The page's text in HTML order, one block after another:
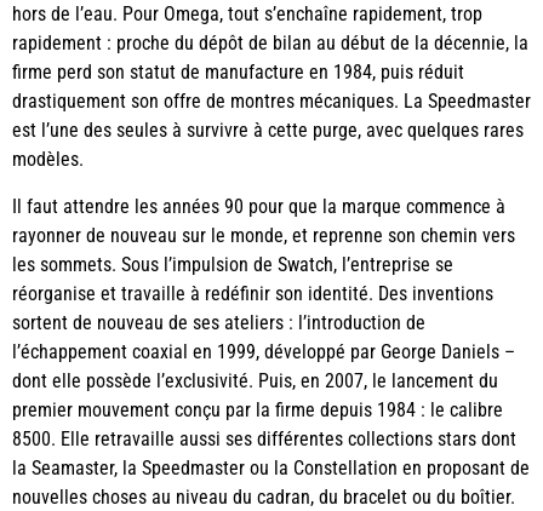
hors de l’eau. Pour Omega, tout s’enchaîne rapidement, trop
rapidement : proche du dépôt de bilan au début de la décennie, la
firme perd son statut de manufacture en 1984, puis réduit
drastiquement son offre de montres mécaniques. La Speedmaster
est l’une des seules à survivre à cette purge, avec quelques rares
modèles.
Il faut attendre les années 90 pour que la marque commence à
rayonner de nouveau sur le monde, et reprenne son chemin vers
les sommets. Sous l’impulsion de Swatch, l’entreprise se
réorganise et travaille à redéfinir son identité. Des inventions
sortent de nouveau de ses ateliers : l’introduction de
l’échappement coaxial en 1999, développé par George Daniels –
dont elle possède l’exclusivité. Puis, en 2007, le lancement du
premier mouvement conçu par la firme depuis 1984 : le calibre
8500. Elle retravaille aussi ses différentes collections stars dont
la Seamaster, la Speedmaster ou la Constellation en proposant de
nouvelles choses au niveau du cadran, du bracelet ou du boîtier.